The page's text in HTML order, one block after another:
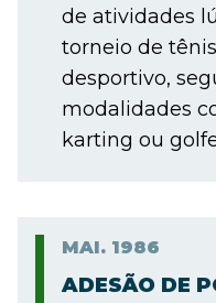
de atividades
torneio de
desportivo,
modalidades
karting ou
MAI. 1986
ADESÃO DE